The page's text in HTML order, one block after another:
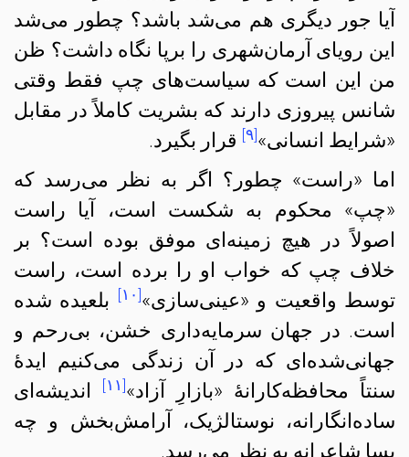
آیا جور دیگری هم می‌شد باشد؟ چطور می‌شد
این رویای آرمان‌شهری را برپا نگاه داشت؟ ظن
من این است که سیاست‌های چپ فقط وقتی
شانس پیروزی دارند که بشریت کاملاً در مقابل
«شرایط انسانی»[۹] قرار بگیرد.
اما «راست» چطور؟ اگر به نظر می‌رسد که
«چپ» محکوم به شکست است، آیا راست
اصولاً در هیچ زمینه‌ای موفق بوده است؟ بر
خلاف چپ که خواب‌‌ او را برده است، راست
توسط واقعیت و «عینی‌سازی»[۱۰]
بلعیده شده
است. در جهان سرمایه‌داری خشن، بی‌رحم و
جهانی‌شده‌ای که در آن زندگی می‌کنیم ایدهٔ
سنتاً محافظه‌کارانهٔ «بازارِ آزاد»[۱۱]
اندیشه‌ای
ساده‌انگارانه، نوستالژیک، آرامش‌بخش و چه
بسا شاعرانه به نظر می‌رسد.